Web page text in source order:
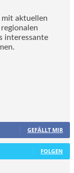
mit aktuellen
interessante
GEFÄLLT MIR
FOLGEN